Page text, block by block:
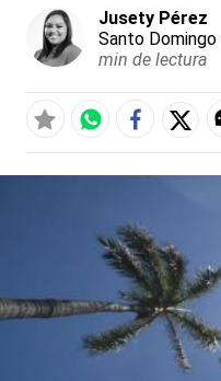
Jusety Pérez
Santo Domingo
min de lectura